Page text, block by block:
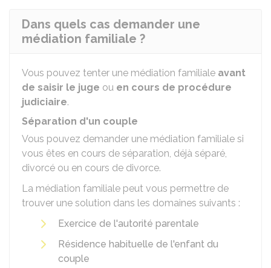
Dans quels cas demander une
médiation familiale ?
Vous pouvez tenter une médiation familiale avant
de saisir le juge ou en cours de procédure
judiciaire.
Séparation d'un couple
Vous pouvez demander une médiation familiale si
vous êtes en cours de séparation, déjà séparé,
divorcé ou en cours de divorce.
La médiation familiale peut vous permettre de
trouver une solution dans les domaines suivants :
Exercice de l'autorité parentale
Résidence habituelle de l'enfant du
couple